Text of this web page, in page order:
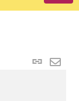
Lien